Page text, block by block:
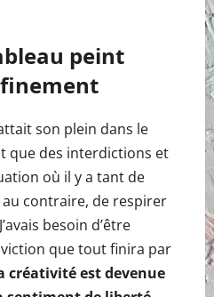
peint
son plein dans le
que des interdictions et
où il y a tant de
contraire, de respirer
besoin d’être
que tout finira par
créativité est devenue